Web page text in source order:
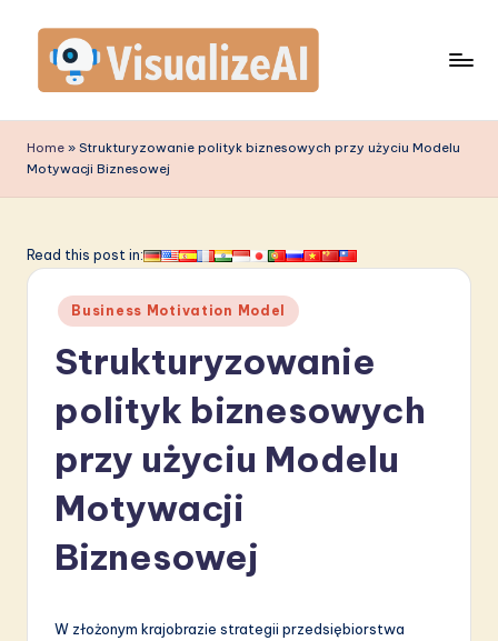
content
is
u
li
A
Home » Strukturyzowanie polityk biznesowych przy użyciu Modelu
Motywacji Biznesowej
Read this post in:
Posted
in
Business Motivation Model
Strukturyzowanie
polityk biznesowych
przy użyciu Modelu
Motywacji
Biznesowej
W złożonym krajobrazie strategii przedsiębiorstwa